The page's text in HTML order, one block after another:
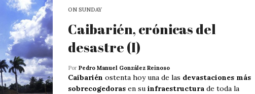
ON SUNDAY
Caibarién, crónicas del
desastre (I)
Por Pedro Manuel González Reinoso
Caibarién ostenta hoy una de las devastaciones más
sobrecogedoras en su infraestructura de toda la